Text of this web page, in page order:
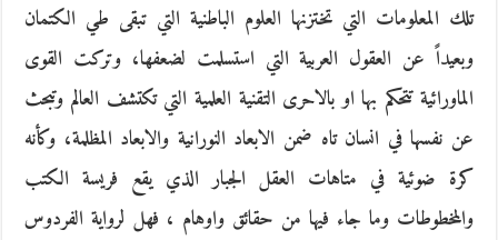
تلك المعلومات التي تختزنها العلوم الباطنية التي تبقى طي الكتمان
وبعيداً عن العقول العربية التي استسلمت لضعفها، وتركت القوى
الماورائية تتحكم بها او بالاحرى التقنية العلمية التي تكتشف العالم وتبحث
عن نفسها في انسان تاه ضمن الابعاد النورانية والابعاد المظلمة، وكأنه
كرة ضوئية في متاهات العقل الجبار الذي يقع فريسة الكتب
والمخطوطات وما جاء فيها من حقائق واوهام ، فهل لرواية الفردوس